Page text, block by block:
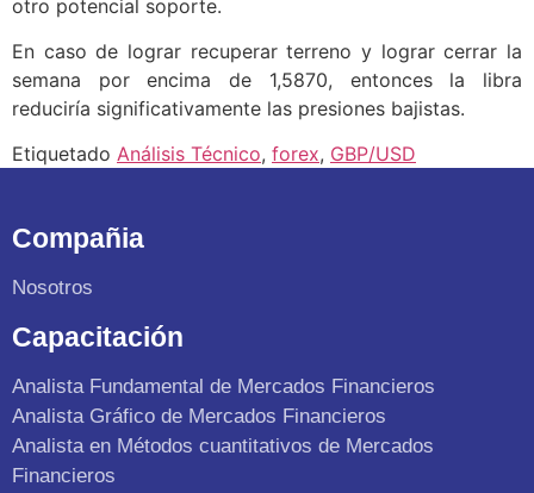
otro potencial soporte.
En caso de lograr recuperar terreno y lograr cerrar la
semana por encima de 1,5870, entonces la libra
reduciría significativamente las presiones bajistas.
Etiquetado Análisis Técnico, forex, GBP/USD
Compañia
Nosotros
Capacitación
Analista Fundamental de Mercados Financieros
Analista Gráfico de Mercados Financieros
Analista en Métodos cuantitativos de Mercados
Financieros